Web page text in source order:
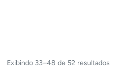
Exibindo 33–48 de 52 resultados